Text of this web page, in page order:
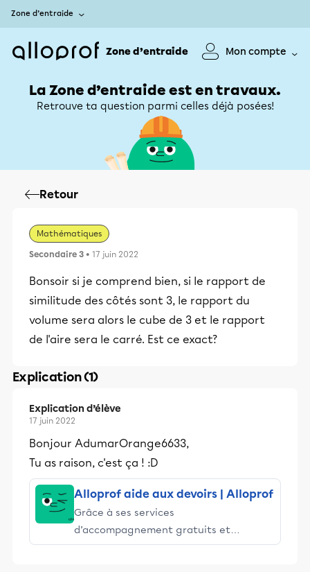
Zone d’entraide
Zone d’entraide Mon compte
La Zone d’entraide est en travaux.
Retrouve ta question parmi celles déjà posées!
Retour
Mathématiques
Secondaire 3 • 17 juin 2022
Bonsoir si je comprend bien, si le rapport de
similitude des côtés sont 3, le rapport du
volume sera alors le cube de 3 et le rapport
de l'aire sera le carré. Est ce exact?
Explication (1)
Explication d’élève
17 juin 2022
Bonjour AdumarOrange6633,
Tu as raison, c'est ça ! :D
Alloprof aide aux devoirs | Alloprof
Grâce à ses services
d’accompagnement gratuits et
stimulants, Alloprof engage les élèves